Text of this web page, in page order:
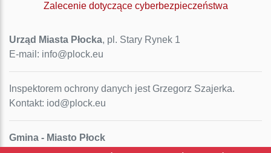
Zalecenie dotyczące cyberbezpieczeństwa
Urząd Miasta Płocka, pl. Stary Rynek 1
E-mail: info@plock.eu
Inspektorem ochrony danych jest Grzegorz Szajerka.
Kontakt: iod@plock.eu
Gmina - Miasto Płock